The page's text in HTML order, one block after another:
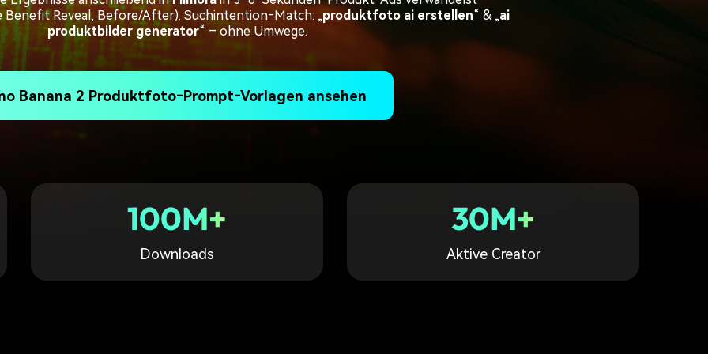
Alle Produkte ansehen
Kostenloser Download
Kostenloser Download
erhalten
Mehr erfahren 👉
Kostenloser Download
Kostenloser Download
Benefit Reveal, Before/After). Suchintention‑Match: „produktfoto ai erstellen“ & „ai
produktbilder generator“ – ohne Umwege.
Banana 2 Produktfoto‑Prompt‑Vorlagen ansehen
100M+
Downloads
30M+
Aktive Creator